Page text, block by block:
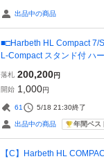
出品中の商品
■□Harbeth HL Compact 7/
L-Compact スタンド付 ハ
落札 200,200円
開始 1,000円
61 5/18 21:30終了
出品中の商品 年間ベス
【C】Harbeth HL